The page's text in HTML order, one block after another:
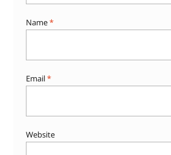
Name*
Email*
Website